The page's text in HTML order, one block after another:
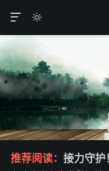


推荐阅读： 接力守护